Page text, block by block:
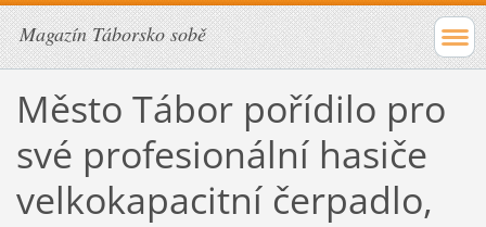
Magazín Táborsko sobě
Město Tábor pořídilo pro
své profesionální hasiče
velkokapacitní čerpadlo,